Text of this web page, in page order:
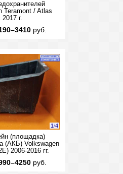
Teramont / Atlas
2017 г.
руб.
1/4
(площадка)
(АКБ) Volkswagen
2006-2016 гг.
руб.